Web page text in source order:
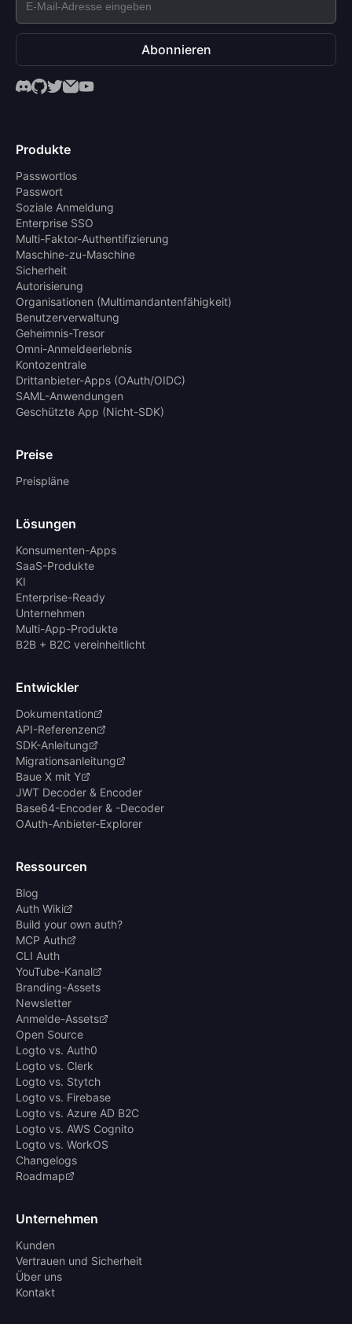
Abonnieren
Produkte
Passwortlos
Passwort
Soziale Anmeldung
Enterprise SSO
Multi-Faktor-Authentifizierung
Maschine-zu-Maschine
Sicherheit
Autorisierung
Organisationen (Multimandantenfähigkeit)
Benutzerverwaltung
Geheimnis-Tresor
Omni-Anmeldeerlebnis
Kontozentrale
Drittanbieter-Apps (OAuth/OIDC)
SAML-Anwendungen
Geschützte App (Nicht-SDK)
Preise
Preispläne
Lösungen
Konsumenten-Apps
SaaS-Produkte
KI
Enterprise-Ready
Unternehmen
Multi-App-Produkte
B2B + B2C vereinheitlicht
Entwickler
Dokumentation
API-Referenzen
SDK-Anleitung
Migrationsanleitung
Baue X mit Y
JWT Decoder & Encoder
Base64-Encoder & -Decoder
OAuth-Anbieter-Explorer
Ressourcen
Blog
Auth Wiki
Build your own auth?
MCP Auth
CLI Auth
YouTube-Kanal
Branding-Assets
Newsletter
Anmelde-Assets
Open Source
Logto vs. Auth0
Logto vs. Clerk
Logto vs. Stytch
Logto vs. Firebase
Logto vs. Azure AD B2C
Logto vs. AWS Cognito
Logto vs. WorkOS
Changelogs
Roadmap
Unternehmen
Kunden
Vertrauen und Sicherheit
Über uns
Kontakt